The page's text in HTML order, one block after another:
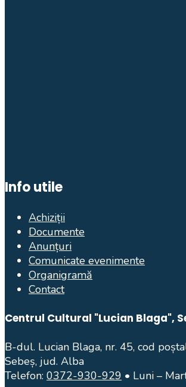
Info utile
Achiziții
Documente
Anunțuri
Comunicate evenimente
Organigramă
Contact
Centrul Cultural "Lucian Blaga",
B-dul. Lucian Blaga, nr. 45, cod
Sebeș, jud. Alba
Telefon: 0372-930-929 • Luni –